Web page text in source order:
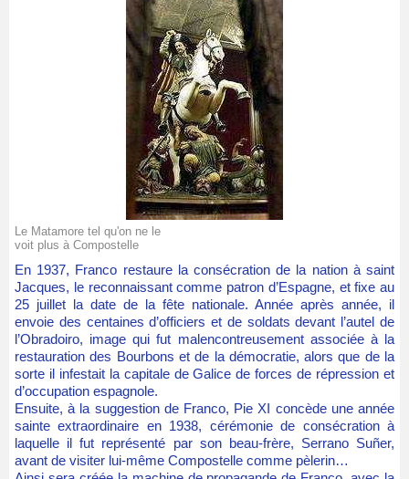
Le Matamore tel qu'on ne le
voit plus à Compostelle
En 1937, Franco restaure la consécration de la nation à saint
Jacques, le reconnaissant comme patron d’Espagne, et fixe au
25 juillet la date de la fête nationale. Année après année, il
envoie des centaines d’officiers et de soldats devant l’autel de
l’Obradoiro, image qui fut malencontreusement associée à la
restauration des Bourbons et de la démocratie, alors que de la
sorte il infestait la capitale de Galice de forces de répression et
d’occupation espagnole.
Ensuite, à la suggestion de Franco, Pie XI concède une année
sainte extraordinaire en 1938, cérémonie de consécration à
laquelle il fut représenté par son beau-frère, Serrano Suñer,
avant de visiter lui-même Compostelle comme pèlerin…